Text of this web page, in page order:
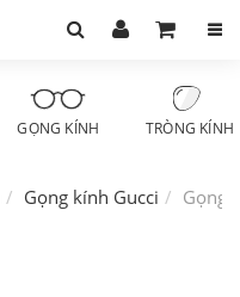
GỌNG KÍNH TRÒNG KÍNH
Gọng kính Gucci Gọng